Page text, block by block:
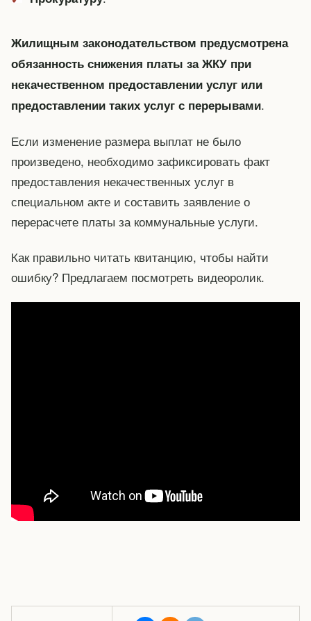
Жилищным законодательством предусмотрена
обязанность снижения платы за ЖКУ при
некачественном предоставлении услуг или
предоставлении таких услуг с перерывами.
Если изменение размера выплат не было
произведено, необходимо зафиксировать факт
предоставления некачественных услуг в
специальном акте и составить заявление о
перерасчете платы за коммунальные услуги.
Как правильно читать квитанцию, чтобы найти
ошибку? Предлагаем посмотреть видеоролик.